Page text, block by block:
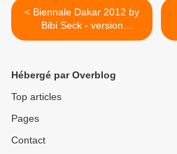
< Biennale Dakar 2012 by
Bibi Seck - version
Croquemort
Hébergé par Overblog
Top articles
Pages
Contact